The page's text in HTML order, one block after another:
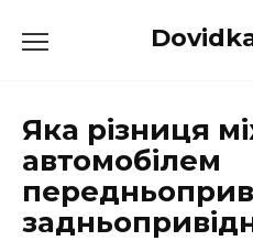
до
Яка різниця
автомобілем